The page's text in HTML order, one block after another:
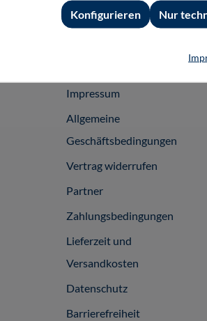
Impressum
Allgemeine
Geschäftsbedingungen
Vertrag widerrufen
Partner
Zahlungsbedingungen
Lieferzeit und
Versandkosten
Datenschutz
Barrierefreiheit
Nur
Konfigurieren